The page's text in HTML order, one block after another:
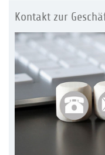
Kontakt zur